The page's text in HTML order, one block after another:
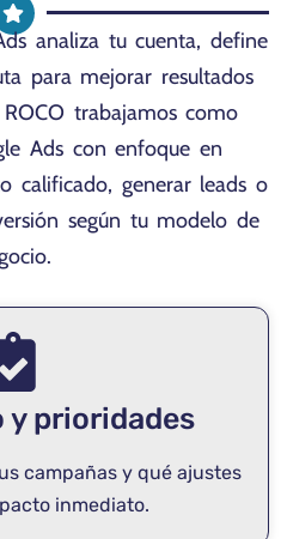
analiza tu cuenta, define
para mejorar resultados
trabajamos como
Ads con enfoque en
calificado, generar leads o
según tu modelo de
y prioridades
campañas y qué ajustes
inmediato.